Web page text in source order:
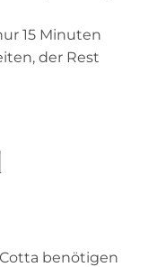
15 Minuten
der Rest
benötigen